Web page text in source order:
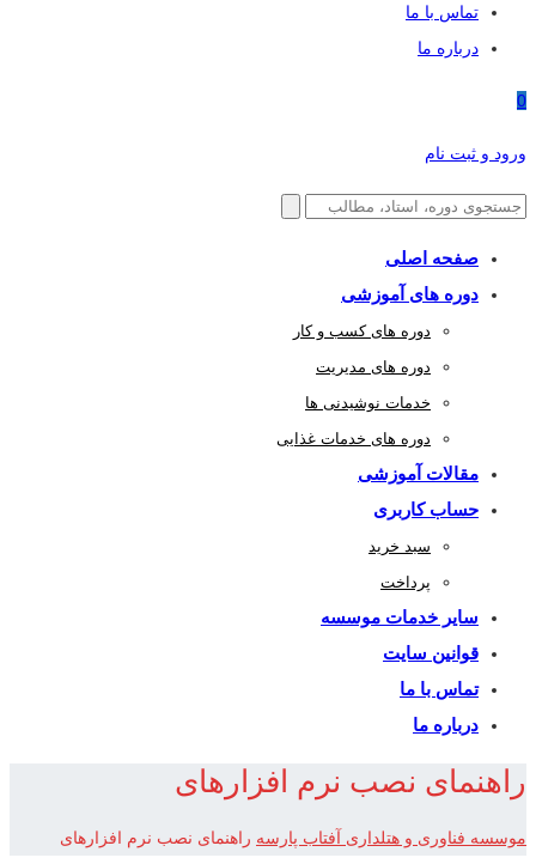
تماس با ما
درباره ما
0
ورود و ثبت نام
صفحه اصلی
دوره های آموزشی
دوره های کسب و کار
دوره های مدیریت
خدمات نوشیدنی ها
دوره های خدمات غذایی
مقالات آموزشی
حساب کاربری
سبد خرید
پرداخت
سایر خدمات موسسه
قوانین سایت
تماس با ما
درباره ما
راهنمای نصب نرم افزارهای
موسسه فناوری و هتلداری آفتاب پارسه راهنمای نصب نرم افزارهای